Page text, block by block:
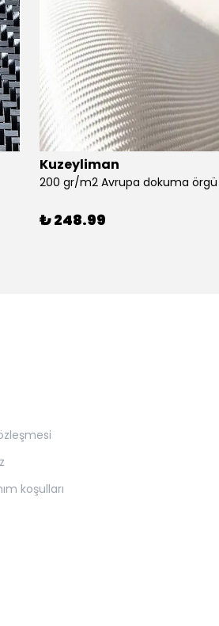
Kuzeyliman
200 gr/m2 Avrupa dokuma
₺ 248.99
koşulları